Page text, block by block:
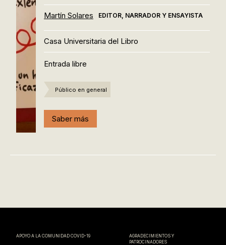
Martín Solares EDITOR, NARRADOR Y ENSAYISTA
Casa Universitaria del Libro
Entrada libre
Público en general
Saber más
APOYO A LA COMUNIDAD COVID-19
AGRADECIMIENTOS Y
PATROCINADORES